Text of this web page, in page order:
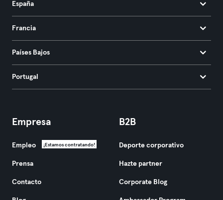
España
Francia
Países Bajos
Portugal
Empresa
Empleo ¡Estamos contratando!
Prensa
Contacto
B2B
Deporte corporativo
Hazte partner
Corporate Blog